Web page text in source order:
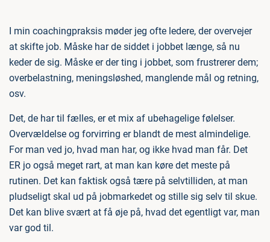
I min coachingpraksis møder jeg ofte ledere, der overvejer
at skifte job. Måske har de siddet i jobbet længe, så nu
keder de sig. Måske er der ting i jobbet, som frustrerer dem;
overbelastning, meningsløshed, manglende mål og retning,
osv.
Det, de har til fælles, er et mix af ubehagelige følelser.
Overvældelse og forvirring er blandt de mest almindelige.
For man ved jo, hvad man har, og ikke hvad man får. Det
ER jo også meget rart, at man kan køre det meste på
rutinen. Det kan faktisk også tære på selvtilliden, at man
pludseligt skal ud på jobmarkedet og stille sig selv til skue.
Det kan blive svært at få øje på, hvad det egentligt var, man
var god til.